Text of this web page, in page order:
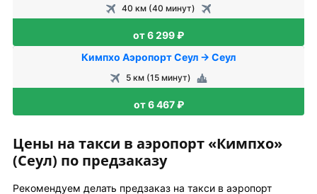
40 км (40 минут)
от 6 299 ₽
Кимпхо Аэропорт Сеул → Сеул
5 км (15 минут)
от 6 467 ₽
Цены на такси в аэропорт «Кимпхо»
(Сеул) по предзаказу
Рекомендуем делать предзаказ на такси в аэропорт